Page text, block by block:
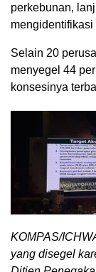
perkebunan,
mengidentifikasi
Selain 20
menyegel 44
konsesinya
KOMPAS/
yang disegel